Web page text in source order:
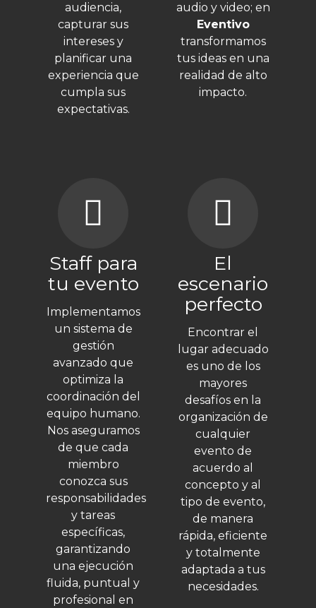
audiencia,
capturar sus
intereses y
planificar una
experiencia que
cumpla sus
expectativas.
audio y video; en
Eventivo
transformamos
tus ideas en una
realidad de alto
impacto.
Staff para
tu evento
Implementamos
un sistema de
gestión
avanzado que
optimiza la
coordinación del
equipo humano.
Nos aseguramos
de que cada
miembro
conozca sus
responsabilidades
y tareas
específicas,
garantizando
una ejecución
fluida, puntual y
profesional en
El
escenario
perfecto
Encontrar el
lugar adecuado
es uno de los
mayores
desafíos en la
organización de
cualquier
evento de
acuerdo al
concepto y al
tipo de evento,
de manera
rápida, eficiente
y totalmente
adaptada a tus
necesidades.